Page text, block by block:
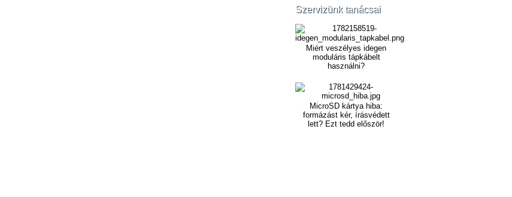
Szervizünk tanácsai
Miért veszélyes idegen
moduláris tápkábelt
használni?
MicroSD kártya hiba:
formázást kér, írásvédett
lett? Ezt tedd először!